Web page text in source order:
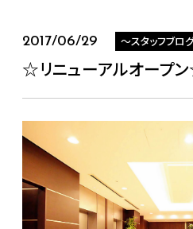
2017/06/29 ～スタッフブロ
☆リニューアルオープ